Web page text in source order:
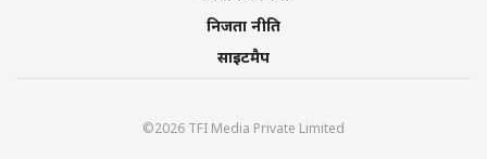
निजता नीति
साइटमैप
©2026 TFI Media Private Limited